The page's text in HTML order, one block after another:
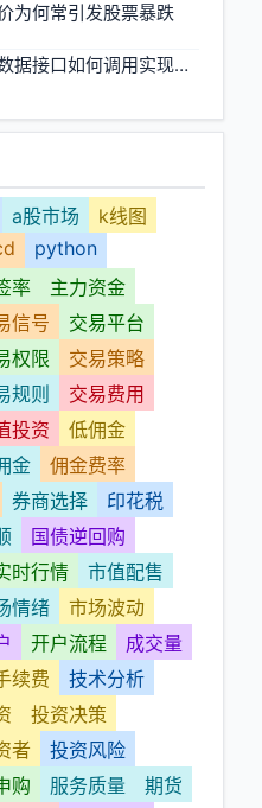
为何常引发股票暴跌
通达信行情数据接口如何调用实现股票期货实时行情监控
a股市场
k线图
python
率
主力资金
信号
交易平台
权限
交易策略
规则
交易费用
投资
低佣金
金
佣金费率
券商选择
印花税
国债逆回购
时行情
市值配售
情绪
市场波动
开户流程
成交量
续费
技术分析
投资决策
者
投资风险
购 服务质量
期货